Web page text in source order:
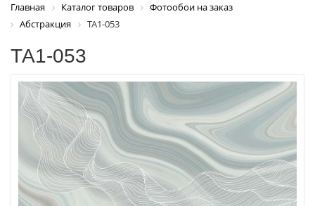
Главная Каталог товаров
Фотообои на заказ
Абстракция
ТА1-053
ТА1-053